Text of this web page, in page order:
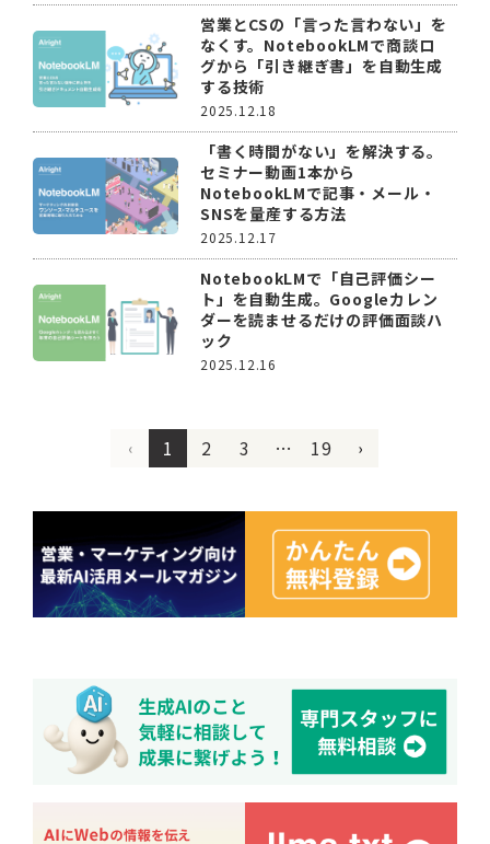
営業とCSの「言った言わない」を
なくす。NotebookLMで商談ロ
グから「引き継ぎ書」を自動生成
する技術
2025.12.18
「書く時間がない」を解決する。
セミナー動画1本から
NotebookLMで記事・メール・
SNSを量産する方法
2025.12.17
NotebookLMで「自己評価シー
ト」を自動生成。Googleカレン
ダーを読ませるだけの評価面談ハ
ック
2025.12.16
‹ 1 2 3 … 19 ›